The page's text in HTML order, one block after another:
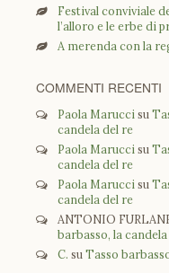
Festival conviviale
l’alloro e le erbe di
A merenda con la
COMMENTI RECENTI
Paola Marucci su
candela del re
Paola Marucci su
candela del re
Paola Marucci su
candela del re
ANTONIO
barbasso, la
C. su Tasso